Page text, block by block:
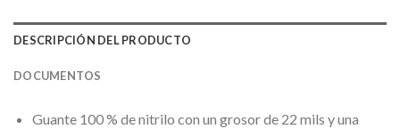
DESCRIPCIÓN DEL PRODUCTO
DOCUMENTOS
Guante 100 % de nitrilo con un grosor de 22 mils y una